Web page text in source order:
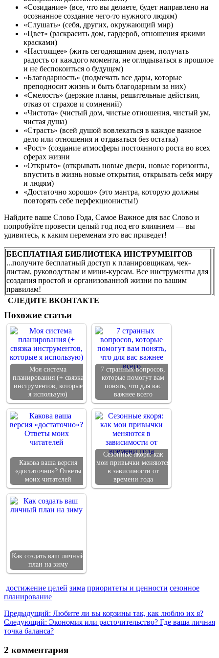
«Созидание» (все, что вы делаете, будет направлено на
осознанное создание чего-то нужного людям)
«Слушать» (себя, других, окружающий мир)
«Цвет» (раскрасить дом, гардероб, отношения яркими
красками)
«Настоящее» (жить сегодняшним днем, получать
радость от каждого момента, не оглядываться в прошлое
и не беспокоиться о будущем)
«Благодарность» (подмечать все дары, которые
преподносит жизнь и быть благодарным за них)
«Смелость» (дерзкие планы, решительные действия,
отказ от страхов и сомнений)
«Чистота» (чистый дом, чистые отношения, чистый ум,
чистая душа)
«Страсть» (всей душой вовлекаться в каждое важное
дело или отношения и отдаваться без остатка)
«Рост» (создание атмосферы постоянного роста во всех
сферах жизни
«Открыто» (открывать новые двери, новые горизонты,
впустить в жизнь новые открытия, открывать себя миру
и людям)
«Достаточно хорошо» (это мантра, которую должны
повторять себе перфекционисты!)
Найдите ваше Слово Года, Самое Важное для вас Слово и
попробуйте провести целый год под его влиянием — вы
удивитесь, к каким переменам это вас приведет!
БЕСПЛАТНАЯ БИБЛИОТЕКА ИНСТРУМЕНТОВ
...получите бесплатный доступ к планировщикам, чек-
листам, руководствам и мини-курсам. Все инструменты для
создания простой и организованной жизни по вашим
правилам!
СЛЕДИТЕ ВКОНТАКТЕ
Похожие статьи
Моя система
планирования (+ связка
инструментов, которые
я использую)
7 странных вопросов,
которые помогут вам
понять, что для вас
важнее всего
Какова ваша версия
«достаточно»? Ответы
моих читателей
Сезонные якоря: как
мои привычки меняются
в зависимости от
времени года
Как создать ваш личный
план на зиму
достижение целей зима приоритеты и ценности сезонное
планирование
Навигация
по
Предыдущий: Предыдущая
запись:
Любите ли вы корзины так, как люблю их я?
Следующий: Следующая
запись:
Экономия или расточительство? Где ваша личная
точка баланса?
2 комментария